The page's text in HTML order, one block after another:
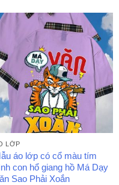
LỚP
áo lớp có cổ màu tím
con hổ giang hồ Má Dạy
Sao Phải Xoắn